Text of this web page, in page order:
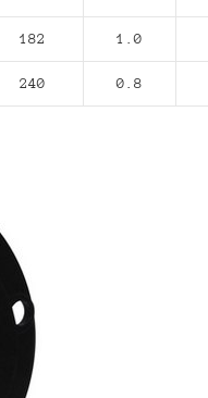
182 1.0
240 0.8